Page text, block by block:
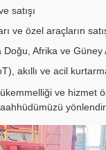
satışı
ve özel araçların
Afrika ve
akıllı ve acil
ve hizmet